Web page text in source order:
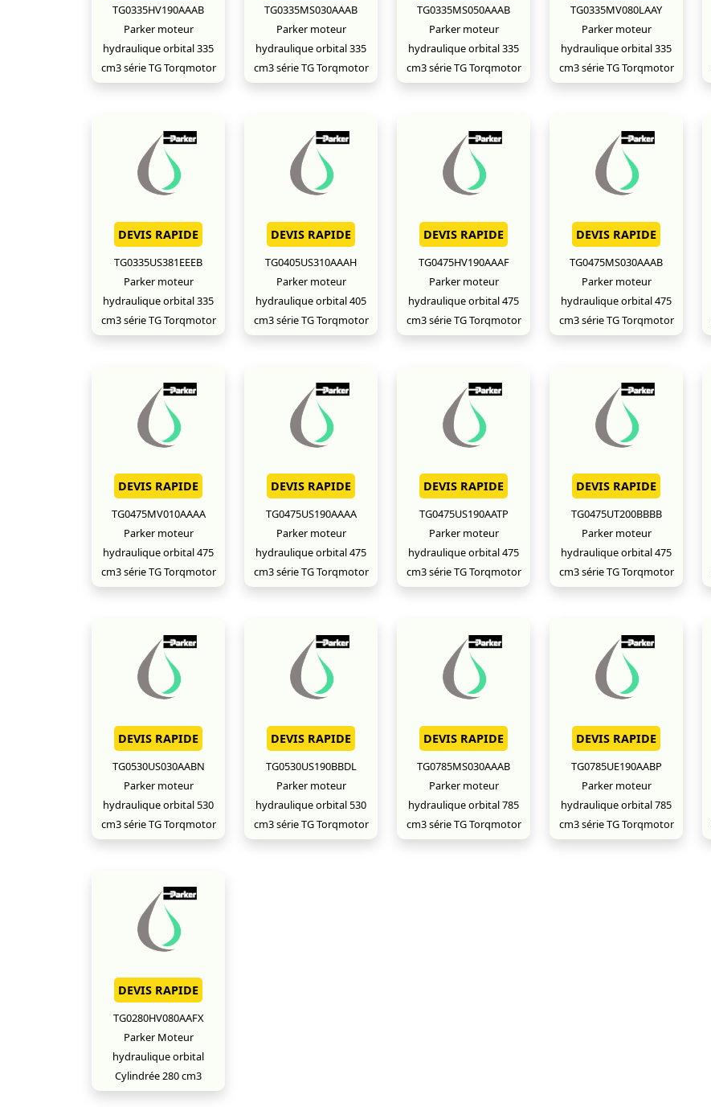
TG0335HV190AAAB
Parker moteur
hydraulique orbital 335
cm3 série TG Torqmotor
TG0335MS030AAAB
Parker moteur
hydraulique orbital 335
cm3 série TG Torqmotor
TG0335MS050AAAB
Parker moteur
hydraulique orbital 335
cm3 série TG Torqmotor
TG0335MV080LAAY
Parker moteur
hydraulique orbital 335
cm3 série TG Torqmotor
DEVIS RAPIDE
TG0335US381EEEB
Parker moteur
hydraulique orbital 335
cm3 série TG Torqmotor
DEVIS RAPIDE
TG0405US310AAAH
Parker moteur
hydraulique orbital 405
cm3 série TG Torqmotor
DEVIS RAPIDE
TG0475HV190AAAF
Parker moteur
hydraulique orbital 475
cm3 série TG Torqmotor
DEVIS RAPIDE
TG0475MS030AAAB
Parker moteur
hydraulique orbital 475
cm3 série TG Torqmotor
DEVIS RAPIDE
TG0475MV010AAAA
Parker moteur
hydraulique orbital 475
cm3 série TG Torqmotor
DEVIS RAPIDE
TG0475US190AAAA
Parker moteur
hydraulique orbital 475
cm3 série TG Torqmotor
DEVIS RAPIDE
TG0475US190AATP
Parker moteur
hydraulique orbital 475
cm3 série TG Torqmotor
DEVIS RAPIDE
TG0475UT200BBBB
Parker moteur
hydraulique orbital 475
cm3 série TG Torqmotor
DEVIS RAPIDE
TG0530US030AABN
Parker moteur
hydraulique orbital 530
cm3 série TG Torqmotor
DEVIS RAPIDE
TG0530US190BBDL
Parker moteur
hydraulique orbital 530
cm3 série TG Torqmotor
DEVIS RAPIDE
TG0785MS030AAAB
Parker moteur
hydraulique orbital 785
cm3 série TG Torqmotor
DEVIS RAPIDE
TG0785UE190AABP
Parker moteur
hydraulique orbital 785
cm3 série TG Torqmotor
DEVIS RAPIDE
TG0280HV080AAFX
Parker Moteur
hydraulique orbital
Cylindrée 280 cm3